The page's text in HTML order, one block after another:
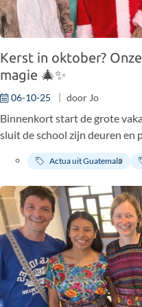
Kerst in oktober?
magie 🎄✨
06-10-25 door Jo
Binnenkort start de grote
sluit de school zijn deuren en
opnieuw open. Toch is er
konden missen voor het
van de kerstkaartjes voor onze
Actua uit Guatemala